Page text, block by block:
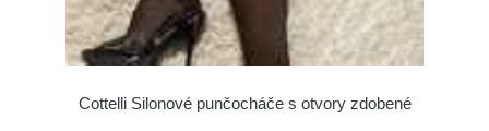
Cottelli Silonové punčocháče s otvory zdobené